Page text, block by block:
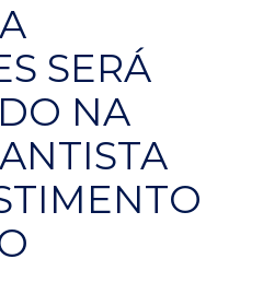
SERÁ
NA